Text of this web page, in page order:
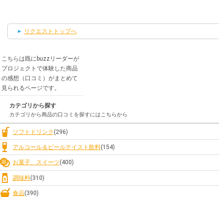
リクエストトップへ
こちらは既にbuzzリーダーが
プロジェクトで体験した商品
の感想（口コミ）がまとめて
見られるページです。
カテゴリから探す
カテゴリから商品の口コミを探すにはこちらから
ソフトドリンク (296)
アルコール＆ビールテイスト飲料(154)
お菓子、スイーツ(400)
調味料(310)
食品(390)